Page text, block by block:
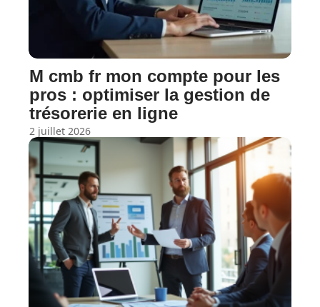
M cmb fr mon compte pour les
pros : optimiser la gestion de
trésorerie en ligne
2 juillet 2026